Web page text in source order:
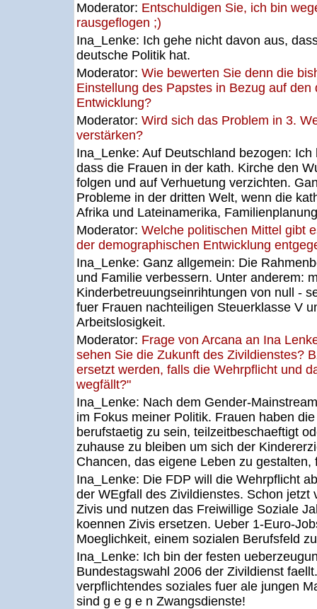
Moderator: Entschuldigen Sie, ich bin
rausgeflogen ;)
Ina_Lenke: Ich gehe nicht davon aus,
deutsche Politik hat.
Moderator: Wie bewerten Sie denn die
Einstellung des Papstes in Bezug auf den
Entwicklung?
Moderator: Wird sich das Problem in 3.
verstärken?
Ina_Lenke: Auf Deutschland bezogen:
dass die Frauen in der kath. Kirche den
folgen und auf Verhuetung verzichten.
Probleme in der dritten Welt, wenn die
Afrika und Lateinamerika,
Moderator: Welche politischen Mittel gibt
der demographischen Entwicklung
Ina_Lenke: Ganz allgemein: Die
und Familie verbessern. Unter anderem:
Kinderbetreuungseinrihtungen von null -
fuer Frauen nachteiligen Steuerklasse V
Arbeitslosigkeit.
Moderator: Frage von Arcana an Ina
sehen Sie die Zukunft des Zivildienstes?
ersetzt werden, falls die Wehrpflicht und
wegfällt?"
Ina_Lenke: Nach dem Gender-
im Fokus meiner Politik. Frauen haben
berufstaetig zu sein, teilzeitbeschaeftigt
zuhause zu bleiben um sich der
Chancen, das eigene Leben zu gestalten,
Ina_Lenke: Die FDP will die Wehrpflicht
der WEgfall des Zivildienstes. Schon jetzt
Zivis und nutzen das Freiwillige Soziale
koennen Zivis ersetzen. Ueber 1-Euro-
Moeglichkeit, einem sozialen Berufsfeld
Ina_Lenke: Ich bin der festen
Bundestagswahl 2006 der Zivildienst
verpflichtendes soziales fuer ale jungen
sind g e g e n Zwangsdienste!